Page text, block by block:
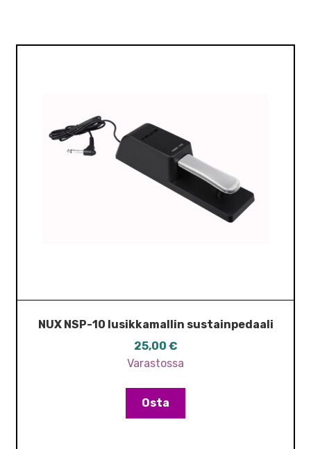
NUX NSP-10 lusikkamallin sustainpedaali
25,00 €
Varastossa
Osta